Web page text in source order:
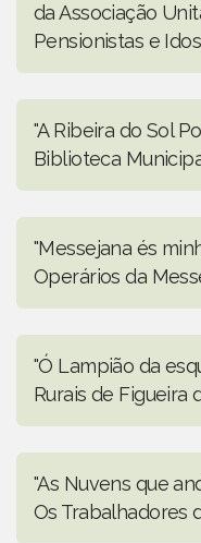
da Associação
Pensionistas e
"A Ribeira do Sol
Biblioteca
"Messejana és
Operários da
"Ó Lampião da
Rurais de Figueira
"As Nuvens que
Os Trabalhadores